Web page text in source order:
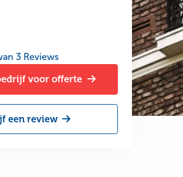
3 Reviews
voor offerte
een review